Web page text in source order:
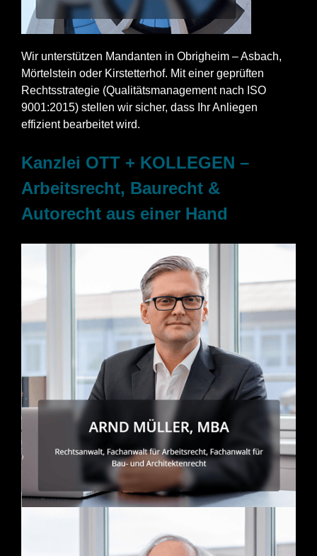
Wir unterstützen Mandanten in Obrigheim – Asbach,
Mörtelstein oder Kirstetterhof. Mit einer geprüften
Rechtsstrategie (Qualitätsmanagement nach ISO
9001:2015) stellen wir sicher, dass Ihr Anliegen
effizient bearbeitet wird.
Kanzlei OTT + KOLLEGEN –
Arbeitsrecht, Baurecht &
Autorecht aus einer Hand